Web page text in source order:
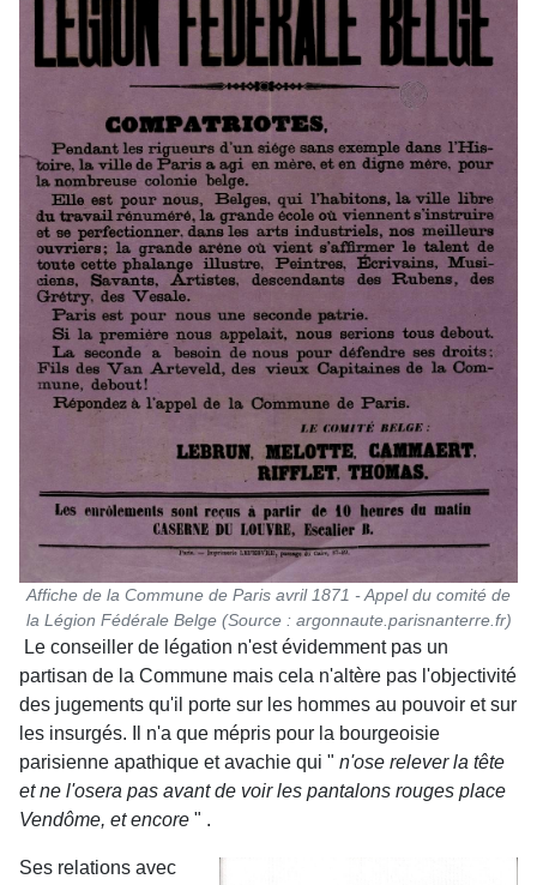
Affiche de la Commune de Paris avril 1871 - Appel du comité de
la Légion Fédérale Belge (Source : argonnaute.parisnanterre.fr)
Le conseiller de légation n'est évidemment pas un
partisan de la Commune mais cela n'altère pas l'objectivité
des jugements qu'il porte sur les hommes au pouvoir et sur
les insurgés. Il n'a que mépris pour la bourgeoisie
parisienne apathique et avachie qui " n'ose relever la tête
et ne l'osera pas avant de voir les pantalons rouges place
Vendôme, et encore " .
Ses relations avec